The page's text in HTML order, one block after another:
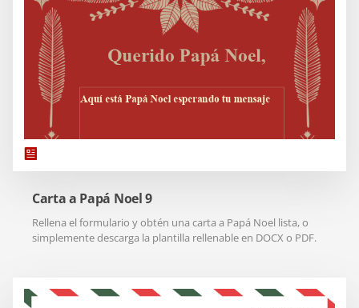
Carta a Papá Noel 9
Rellena el formulario y obtén una carta a Papá Noel lista, o
simplemente descarga la plantilla rellenable en DOCX o PDF.